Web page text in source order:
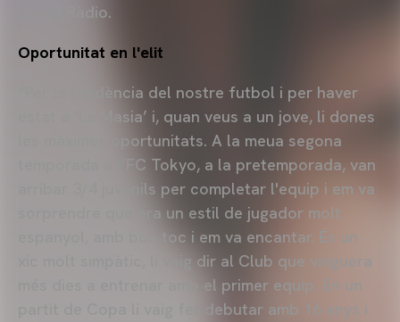
Mèdia Ràdio.
Oportunitat en l'elit
“Per la tendència del nostre futbol i per haver
estat a ‘La Masia’ i, quan veus a un jove, li dones
les màximes oportunitats. A la meua segona
temporada a l’FC Tokyo, a la pretemporada, van
arribar 3/4 juvenils per completar l'equip i em va
sorprendre que era un estil de jugador molt
espanyol, amb bon toc i em va encantar. És un
xic molt simpàtic, li vaig dir al Club que vinguera
més dies a entrenar amb el primer equip. En un
partit de Copa li vaig fer debutar amb 16 anys i